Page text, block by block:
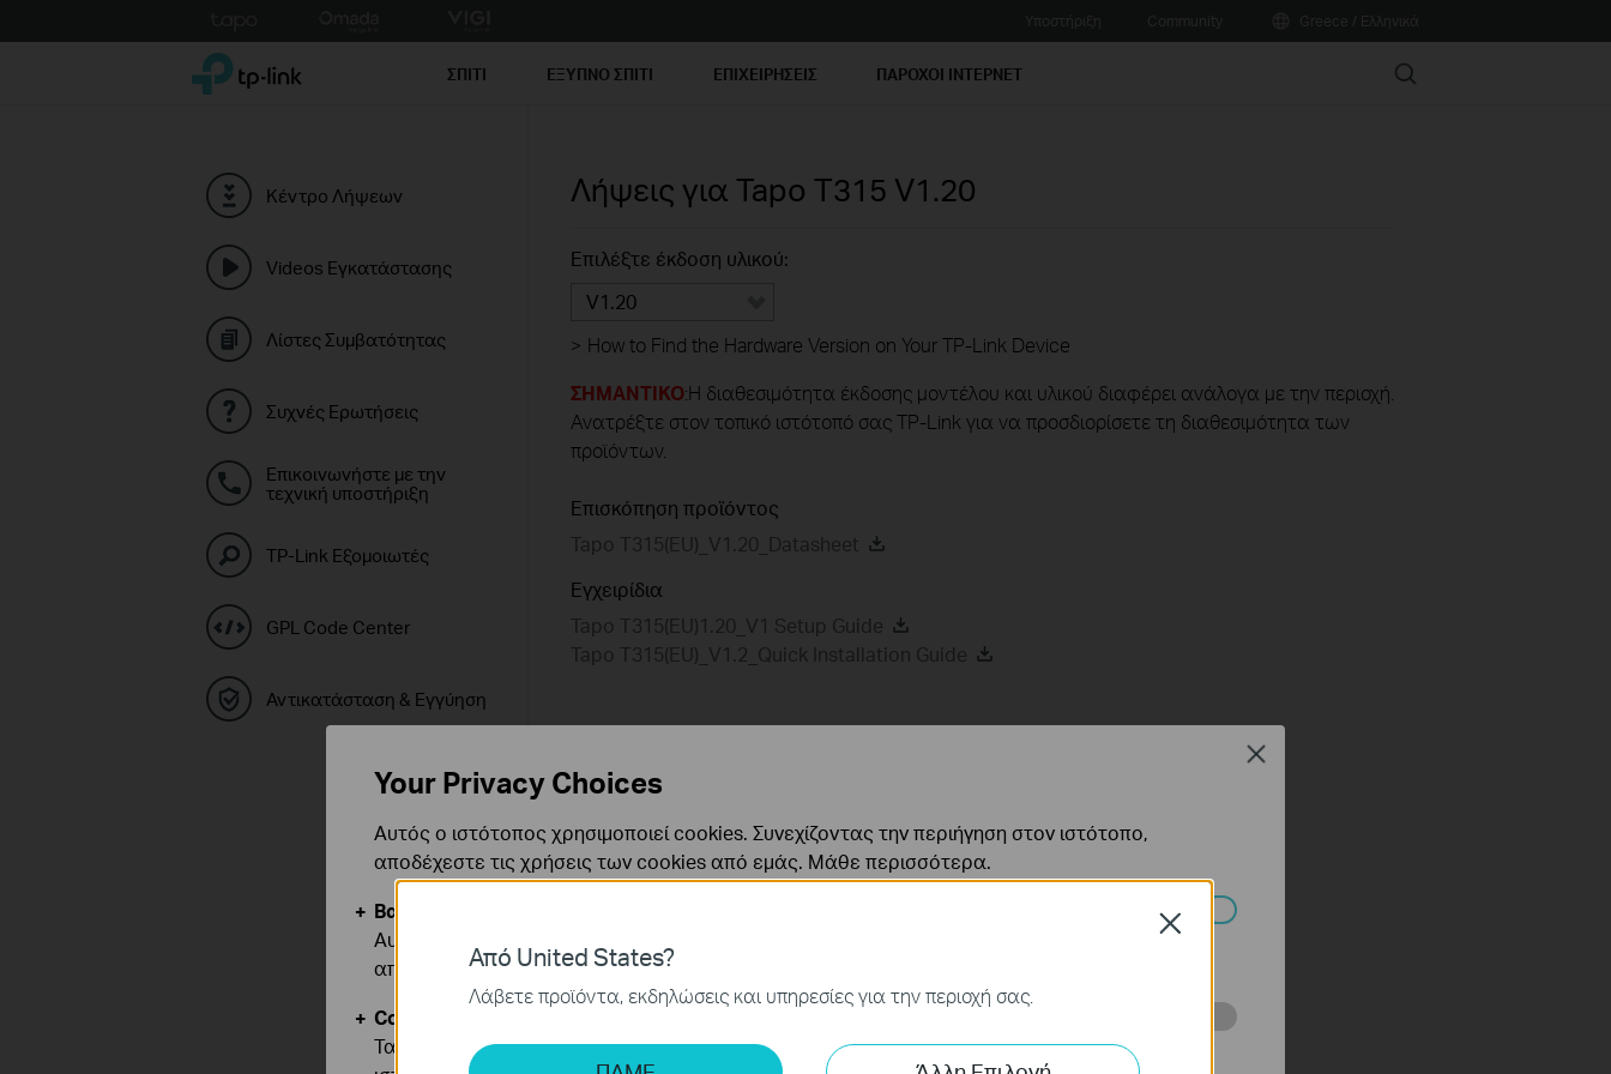
to
TP-Link, Reliably Smart ΣΠΙΤΙ ΕΞΥΠΝΟ ΣΠΙΤΙ ΕΠΙΧΕΙΡΗΣΕΙΣ ΠΑΡΟΧΟΙ ΙΝΤΕΡΝΕΤ Search
Κέντρο Λήψεων
Videos Εγκατάστασης
Λίστες Συμβατότητας
Συχνές Ερωτήσεις
Επικοινωνήστε με την
τεχνική υποστήριξη
TP-Link Εξομοιωτές
GPL Code Center
Αντικατάσταση & Εγγύηση
Λήψεις για Tapo T315 V1.20
Επιλέξτε έκδοση υλικού:
V1.20
> How to Find the Hardware Version on Your TP-Link Device
ΣΗΜΑΝΤΙΚΟ:Η διαθεσιμότητα έκδοσης μοντέλου και υλικού διαφέρει ανάλογα με την περιοχή.
Ανατρέξτε στον τοπικό ιστότοπό σας TP-Link για να προσδιορίσετε τη διαθεσιμότητα των
προϊόντων.
Επισκόπηση προϊόντος
Tapo T315(EU)_V1.20_Datasheet
Εγχειρίδια
Tapo T315(EU)1.20_V1 Setup Guide
Tapo T315(EU)_V1.2_Quick Installation Guide
Εγκατάστασης
Βίντεο Εγκατάστασης
Από United States?
Λάβετε προϊόντα, εκδηλώσεις και υπηρεσίες για την περιοχή σας.
Close
Your Privacy Choices
Αυτός ο ιστότοπος χρησιμοποιεί cookies. Συνεχίζοντας την περιήγηση στον ιστότοπο,
αποδέχεστε τις χρήσεις των cookies από εμάς. Μάθε περισσότερα.
Βασικά Cookies
Αυτά τα cookie είναι απαραίτητα για τη λειτουργία του ιστότοπου και δεν μπορούν να
απενεργοποιηθούν στα συστήματά σας.
Cookies Ανάλυσης και Μάρκετινγκ
Τα cookie ανάλυσης μας δίνουν τη δυνατότητα να αναλύσουμε τις δραστηριότητές σας στον
Close